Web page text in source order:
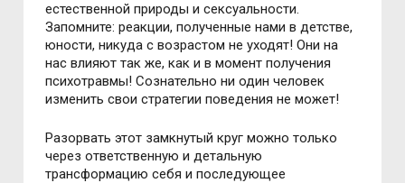
естественной природы и сексуальности.
Запомните: реакции, полученные нами в детстве,
юности, никуда с возрастом не уходят! Они на
нас влияют так же, как и в момент получения
психотравмы! Сознательно ни один человек
изменить свои стратегии поведения не может!
Разорвать этот замкнутый круг можно только
через ответственную и детальную
трансформацию себя и последующее